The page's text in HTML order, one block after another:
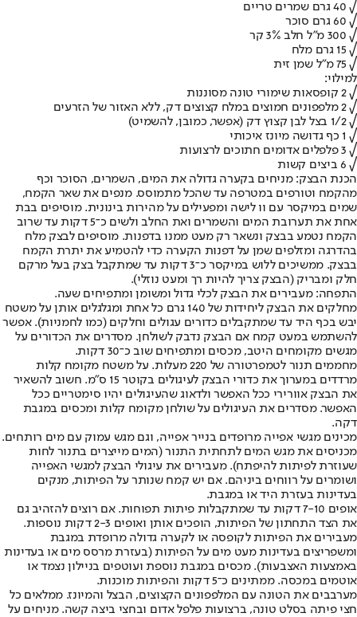
√ 40 גרם שמרים טריים
√ 60 גרם סוכר
√ 300 מ"ל חלב 3% קר
√ 15 גרם מלח
√ 75 מ"ל שמן זית
למילוי:
√ 2 קופסאות שימורי טונה מסוננות
√ 2 מלפפונים חמוצים במלח קצוצים דק, ללא האזור של הזרעים
√ 1/2 בצל לבן קצוץ דק (אפשר, כמובן, להשמיט)
√ 1 כף גדושה מיונז איכותי
√ 3 פלפלים אדומים חתוכים לרצועות
√ 6 ביצים קשות
הכנת הבצק: מניחים בקערה גדולה את המים, השמרים, הסוכר וכף
מהקמח וטורפים במטרפה עד שהכל מתמוסס. מנפים את שאר הקמח,
שמים במיקסר עם וו לישה ומפעילים על מהירות בינונית. מוסיפים בבת
אחת את תערובת המים והשמרים ואת החלב ולשים כ־5 דקות עד שרוב
הקמח נטמע בבצק ונשאר רק מעט ממנו בדפנות. מוסיפים לבצק מלח
בהדרגה ומזלפים שמן על דפנות הקערה כדי להטמיע את יתרת הקמח
בבצק. ממשיכים ללוש במיקסר כ־3 דקות עד שמתקבל בצק בעל מרקם
חלק ומבריק (הבצק צריך להיות רך ומעט נוזלי).
התפחה: מעבירים את הבצק לכלי גדול ומשומן ומתפיחים שעה.
מחלקים את הבצק ליחידות של 140 גרם כל אחת ומגלגלים אותן על משטח
יבש בכף היד עד שמתקבלים כדורים עגולים וחלקים (כמו לחמניות). אפשר
להשתמש במעט קמח אם הבצק נדבק לשולחן. מסדרים את הכדורים על
מגשים מקומחים היטב, מכסים ומתפיחים שוב כ־30 דקות.
מחממים תנור לטמפרטורה של 220 מעלות. על משטח מקומח קלות
מרדדים במערוך את כדורי הבצק לעיגולים בקוטר 15 ס"מ. חשוב להשאיר
את הבצק אוורירי ככל האפשר ולדאוג שהעיגולים יהיו סימטריים ככל
האפשר. מסדרים את העיגולים על שולחן מקומח קלות ומכסים במגבת
דקה.
מכינים מגשי אפייה מרופדים בנייר אפייה, וגם מגש עמוק עם מים רותחים.
מכניסים את מגש המים לתחתית התנור (המים מייצרים בתנור לחות
שעוזרת לפיתות להיפתח). מעבירים את עיגולי הבצק למגשי האפייה
ושומרים על רווחים ביניהם. אם יש קמח שנותר על הפיתות, מנקים
בעדינות בעזרת היד או במגבת.
אופים 7-10 דקות עד שמתקבלות פיתות תפוחות. אם רוצים להזהיב גם
את הצד התחתון של הפיתות, הופכים אותן ואופים 2-3 דקות נוספות.
מעבירים את הפיתות לקופסה או לקערה גדולה מרופדת במגבת
ומשפריצים בעדינות מעט מים על הפיתות (בעזרת מרסס מים או בעדינות
באמצעות האצבעות). מכסים במגבת נוספת ועוטפים בניילון נצמד או
אוטמים במכסה. ממתינים כ־5 דקות והפיתות מוכנות.
מערבבים את הטונה עם המלפפונים הקצוצים, הבצל והמיונז. ממלאים כל
חצי פיתה בסלט טונה, ברצועות פלפל אדום ובחצי ביצה קשה. מניחים על